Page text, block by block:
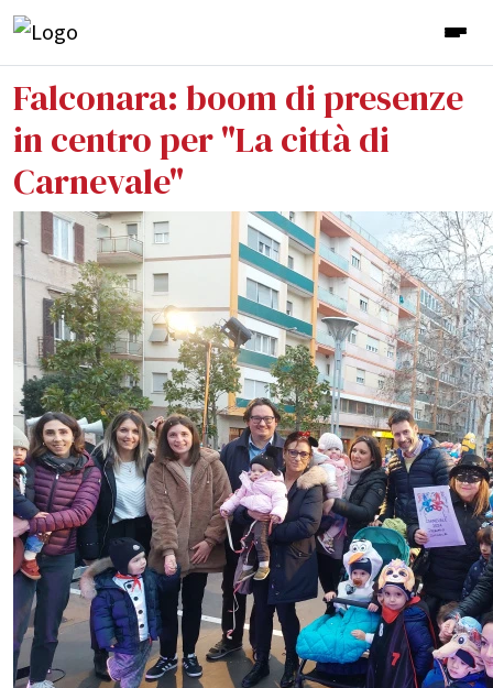
Falconara: boom di presenze
in centro per "La città di
Carnevale"